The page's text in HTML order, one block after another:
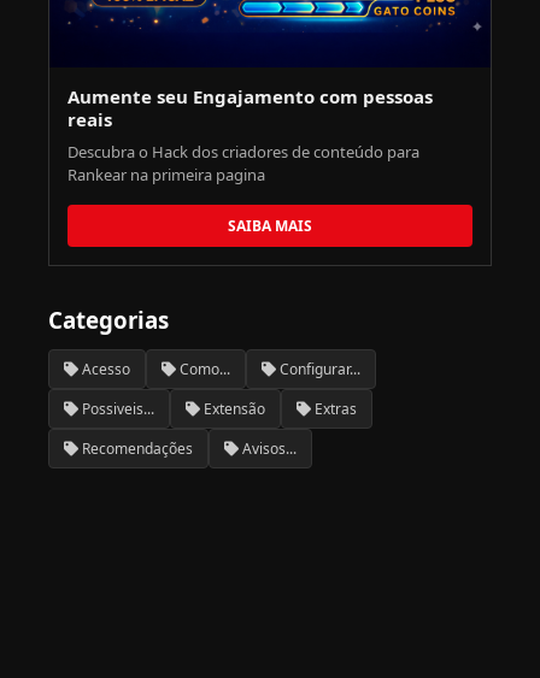
Aumente seu Engajamento com pessoas
reais
Descubra o Hack dos criadores de conteúdo para
Rankear na primeira pagina
SAIBA MAIS
Categorias
Acesso Como...
Configurar...
Possiveis...
Extensão
Extras
Recomendações
Avisos...